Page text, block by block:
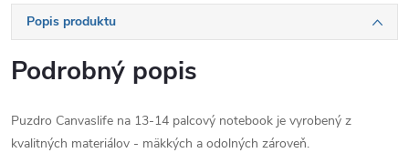
Popis produktu
Podrobný popis
Puzdro Canvaslife na 13-14 palcový notebook je vyrobený z
kvalitných materiálov - mäkkých a odolných zároveň.